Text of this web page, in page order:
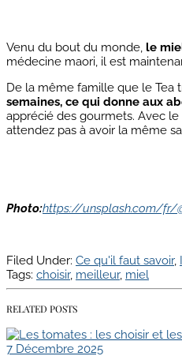
Venu du bout du monde, le
médecine maori, il est
De la même famille que le Tea
semaines, ce qui donne aux
apprécié des gourmets. Avec
attendez pas à avoir la même
Photo:https://unsplash.com/fr/
Filed Under: Ce qu'il faut savoir,
Tags: choisir, meilleur, miel
RELATED POSTS
7 Décembre 2025